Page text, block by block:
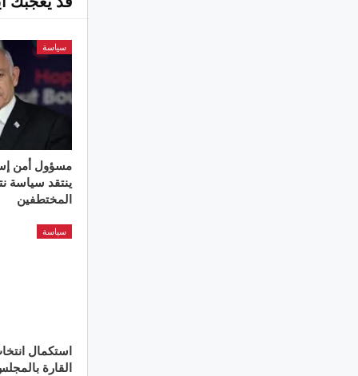
سياسة
مسؤول أمن
ينتقد سياسة
المختطفين
سياسة
استكمال
القارة